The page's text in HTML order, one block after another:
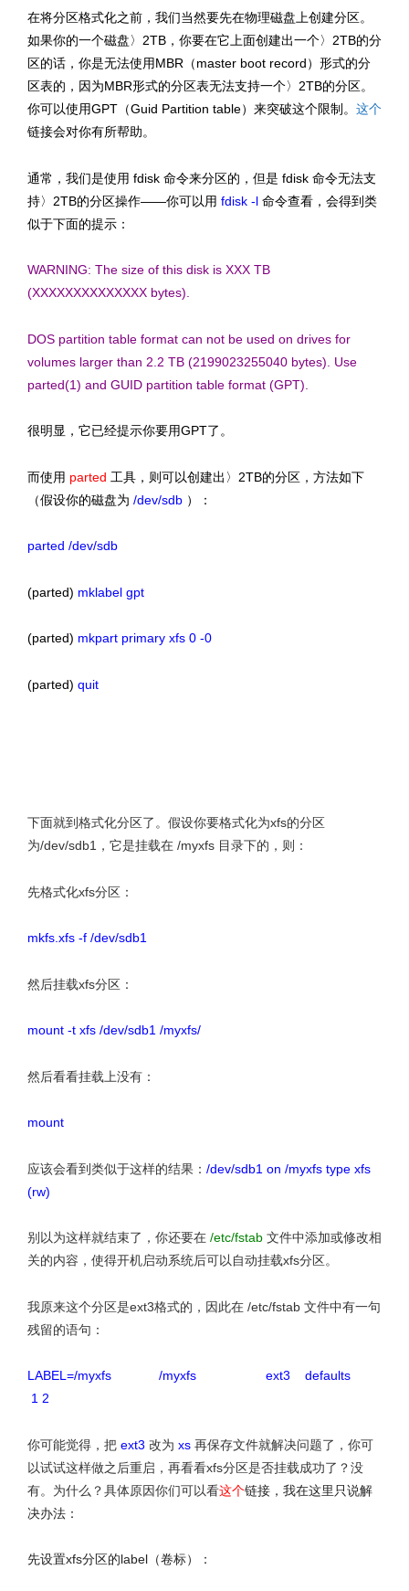
在将分区格式化之前，我们当然要先在物理磁盘上创建分区。
如果你的一个磁盘〉2TB，你要在它上面创建出一个〉2TB的分
区的话，你是无法使用MBR（master boot record）形式的分
区表的，因为MBR形式的分区表无法支持一个〉2TB的分区。
你可以使用GPT（Guid Partition table）来突破这个限制。 这个
链接会对你有所帮助。
通常，我们是使用 fdisk 命令来分区的，但是 fdisk 命令无法支
持〉2TB的分区操作——你可以用 fdisk -l 命令查看，会得到类
似于下面的提示：
WARNING: The size of this disk is XXX TB
(XXXXXXXXXXXXXX bytes).
DOS partition table format can not be used on drives for
volumes larger than 2.2 TB (2199023255040 bytes). Use
parted(1) and GUID partition table format (GPT).
很明显，它已经提示你要用GPT了。
而使用 parted 工具，则可以创建出〉2TB的分区，方法如下
（假设你的磁盘为 /dev/sdb ）：
parted /dev/sdb
(parted) mklabel gpt
(parted) mkpart primary xfs 0 -0
(parted) quit
下面就到格式化分区了。假设你要格式化为xfs的分区
为/dev/sdb1，它是挂载在 /myxfs 目录下的，则：
先格式化xfs分区：
mkfs.xfs -f /dev/sdb1
然后挂载xfs分区：
mount -t xfs /dev/sdb1 /myxfs/
然后看看挂载上没有：
mount
应该会看到类似于这样的结果： /dev/sdb1 on /myxfs type xfs
(rw)
别以为这样就结束了，你还要在 /etc/fstab 文件中添加或修改相
关的内容，使得开机启动系统后可以自动挂载xfs分区。
我原来这个分区是ext3格式的，因此在 /etc/fstab 文件中有一句
残留的语句：
LABEL=/myxfs /myxfs ext3 defaults
1 2
你可能觉得，把 ext3 改为 xs 再保存文件就解决问题了，你可
以试试这样做之后重启，再看看xfs分区是否挂载成功了？没
有。为什么？具体原因你们可以看这个链接，我在这里只说解
决办法：
先设置xfs分区的label（卷标）：